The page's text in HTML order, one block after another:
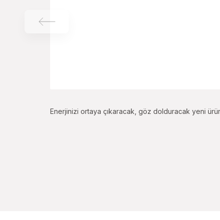
Enerjinizi ortaya çıkaracak, göz dolduracak yeni